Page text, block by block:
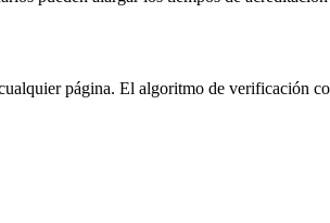
página. El algoritmo de verificación